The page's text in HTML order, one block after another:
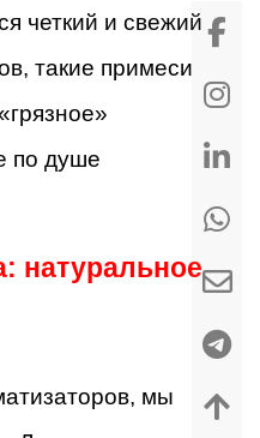
четкий и свежий
такие примеси
по душе
натуральное
мы